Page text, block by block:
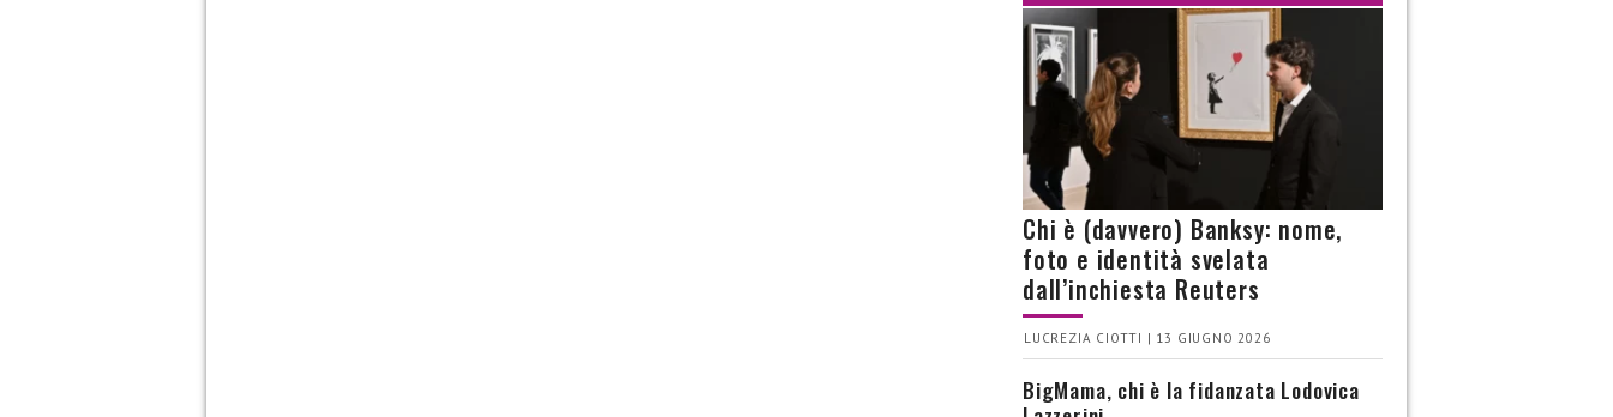
Chi è (davvero) Banksy: nome,
foto e identità svelata
dall’inchiesta Reuters
LUCREZIA CIOTTI | 13 GIUGNO 2026
BigMama, chi è la fidanzata Lodovica